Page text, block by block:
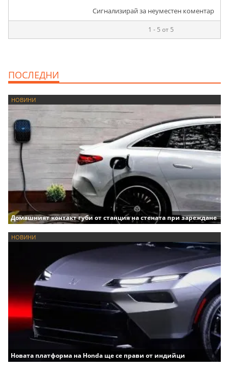
Сигнализирай за неуместен коментар
1 - 5 от 5
ПОСЛЕДНИ
НОВИНИ
Домашният контакт губи от станция на стената при зареждане
НОВИНИ
Новата платформа на Honda ще се прави от индийци